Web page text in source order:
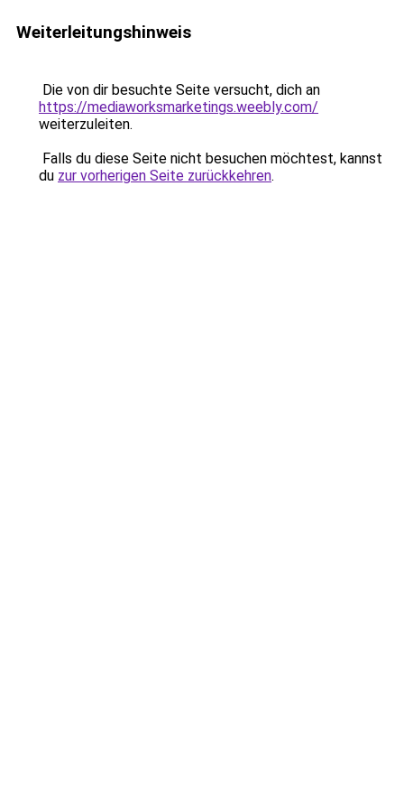
Weiterleitungshinweis
Die von dir besuchte Seite versucht, dich an
https://mediaworksmarketings.weebly.com/
weiterzuleiten.
Falls du diese Seite nicht besuchen möchtest, kannst
du zur vorherigen Seite zurückkehren.